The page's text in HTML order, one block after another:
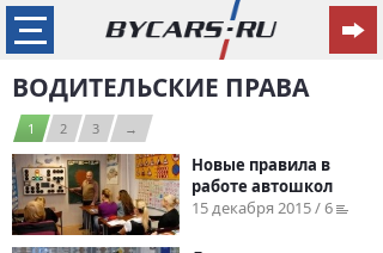
ВОДИТЕЛЬСКИЕ ПРАВА
1 2 3 →
Новые правила в
работе автошкол
15 декабря 2015 / 6